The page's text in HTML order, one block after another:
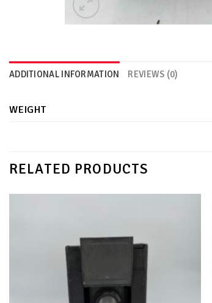
ADDITIONAL INFORMATION REVIEWS (0)
WEIGHT
RELATED PRODUCTS